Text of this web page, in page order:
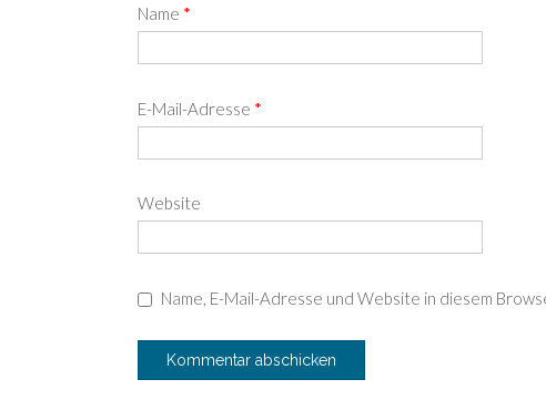
Name *
E-Mail-Adresse *
Website
Name, E-Mail-Adresse und Website in diesem